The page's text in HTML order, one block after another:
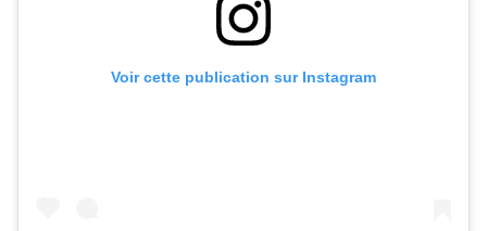
Voir cette publication sur Instagram